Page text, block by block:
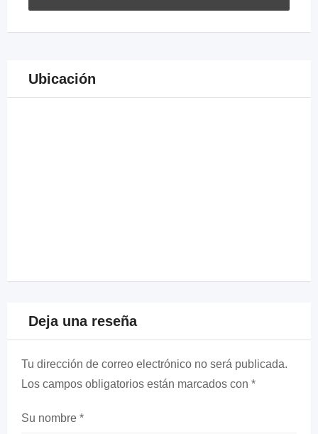
Ubicación
Deja una reseña
Tu dirección de correo electrónico no será publicada.
Los campos obligatorios están marcados con *
Su nombre *